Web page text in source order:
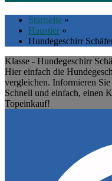
Startseite »
Haustier »
Hundegeschirr
Klasse - Hundegeschirr
Hier einfach die
vergleichen. Informieren
Schnell und einfach, einen
Topeinkauf!